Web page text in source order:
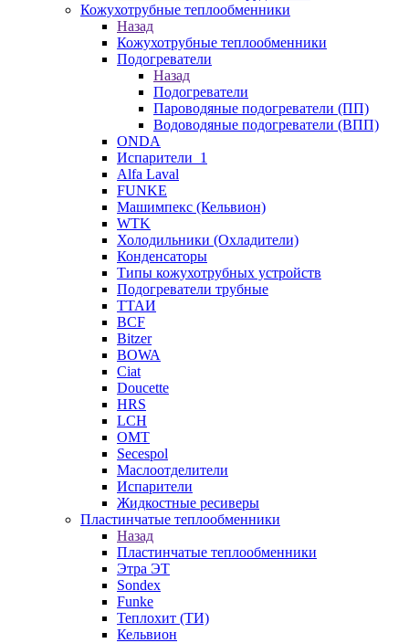
Кожухотрубные теплообменники
Назад
Кожухотрубные теплообменники
Подогреватели
Назад
Подогреватели
Пароводяные подогреватели (ПП)
Водоводяные подогреватели (ВПП)
ONDA
Испарители_1
Alfa Laval
FUNKE
Машимпекс (Кельвион)
WTK
Холодильники (Охладители)
Конденсаторы
Типы кожухотрубных устройств
Подогреватели трубные
ТТАИ
BCF
Bitzer
BOWA
Ciat
Doucette
HRS
LCH
OMT
Secespol
Маслоотделители
Испарители
Жидкостные ресиверы
Пластинчатые теплообменники
Назад
Пластинчатые теплообменники
Этра ЭТ
Sondex
Funke
Теплохит (ТИ)
Кельвион